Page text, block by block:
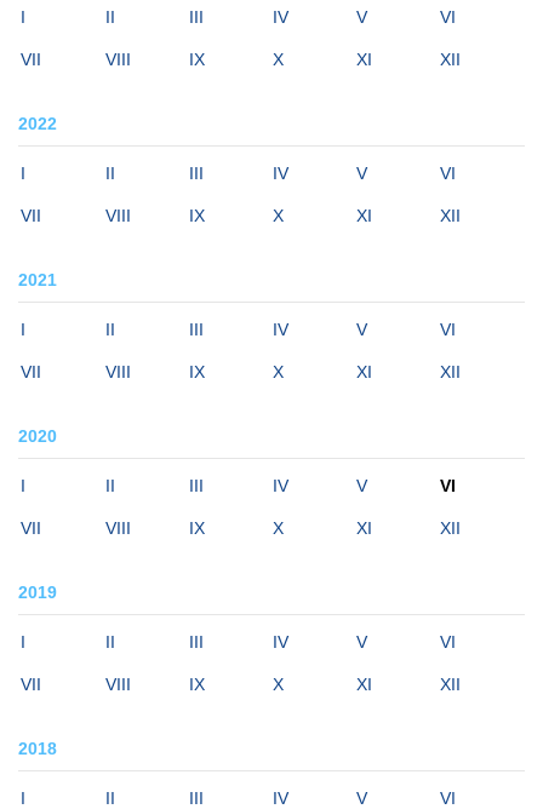
I II III IV V VI
VII VIII IX X XI XII
2022
I II III IV V VI
VII VIII IX X XI XII
2021
I II III IV V VI
VII VIII IX X XI XII
2020
I II III IV V VI
VII VIII IX X XI XII
2019
I II III IV V VI
VII VIII IX X XI XII
2018
I II III IV V VI